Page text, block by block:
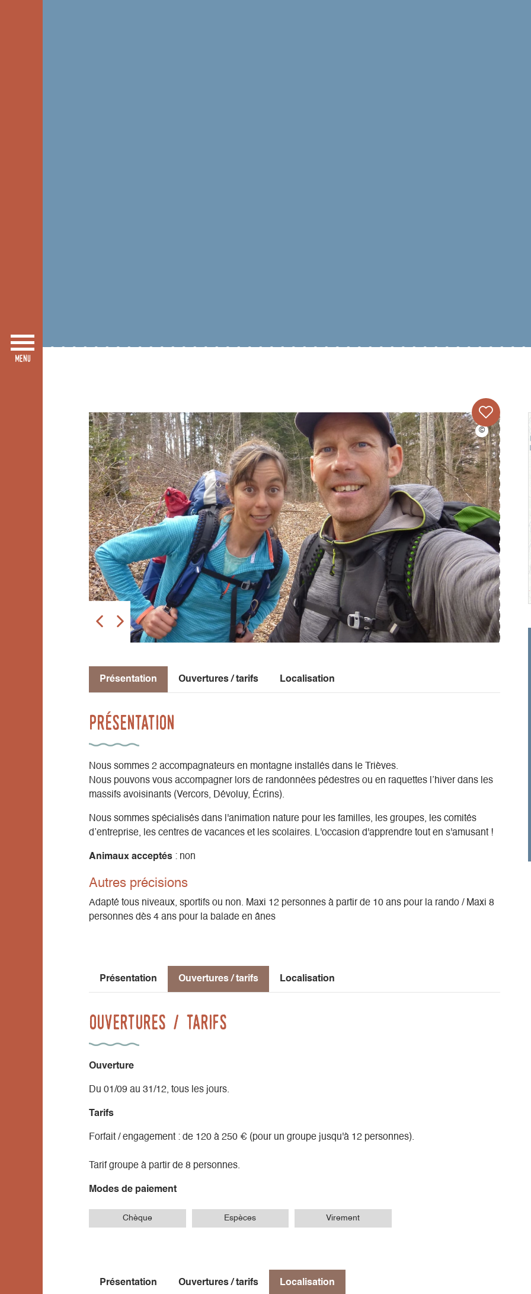
Présentation Ouvertures / tarifs Localisation
Présentation
Nous sommes 2 accompagnateurs en montagne installés dans le Trièves.
Nous pouvons vous accompagner lors de randonnées pédestres ou en raquettes l’hiver dans les
massifs avoisinants (Vercors, Dévoluy, Écrins).
Nous sommes spécialisés dans l'animation nature pour les familles, les groupes, les comités
d’entreprise, les centres de vacances et les scolaires. L'occasion d'apprendre tout en s'amusant !
Animaux acceptés : non
Autres précisions
Adapté tous niveaux, sportifs ou non. Maxi 12 personnes à partir de 10 ans pour la rando / Maxi 8
personnes dès 4 ans pour la balade en ânes
Présentation Ouvertures / tarifs Localisation
Ouvertures / tarifs
Ouverture
Du 01/09 au 31/12, tous les jours.
Tarifs
Forfait / engagement : de 120 à 250 € (pour un groupe jusqu'à 12 personnes).
Tarif groupe à partir de 8 personnes.
Modes de paiement
Chèque Espèces Virement
Présentation Ouvertures / tarifs Localisation